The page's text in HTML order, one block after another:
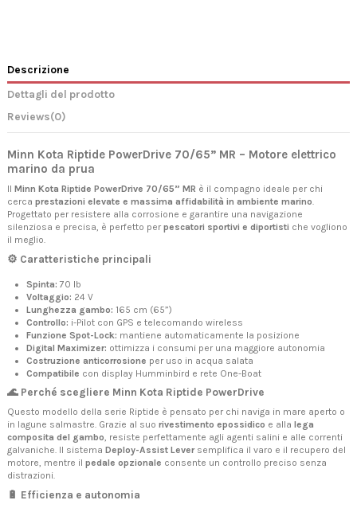
Descrizione
Dettagli del prodotto
Reviews(0)
Minn Kota Riptide PowerDrive 70/65” MR – Motore elettrico
marino da prua
Il Minn Kota Riptide PowerDrive 70/65” MR è il compagno ideale per chi
cerca prestazioni elevate e massima affidabilità in ambiente marino
Progettato per resistere alla corrosione e garantire una navigazione
silenziosa e precisa, è perfetto per pescatori sportivi e diportisti che vogliono
il meglio.
⚙️ Caratteristiche principali
Spinta: 70 lb
Voltaggio: 24 V
Lunghezza gambo: 165 cm (65”)
Controllo: i-Pilot con GPS e telecomando wireless
Funzione Spot-Lock: mantiene automaticamente la posizione
Digital Maximizer: ottimizza i consumi per una maggiore autonomia
Costruzione anticorrosione per uso in acqua salata
Compatibile con display Humminbird e rete One-Boat
🌊 Perché scegliere Minn Kota Riptide PowerDrive
Questo modello della serie Riptide è pensato per chi naviga in mare aperto o
in lagune salmastre. Grazie al suo rivestimento epossidico e alla lega
composita del gambo , resiste perfettamente agli agenti salini e alle correnti
galvaniche. Il sistema Deploy-Assist Leversemplifica il varo e il recupero del
motore, mentre il pedale opzionale consente un controllo preciso senza
distrazioni.
🔋 Efficienza e autonomia